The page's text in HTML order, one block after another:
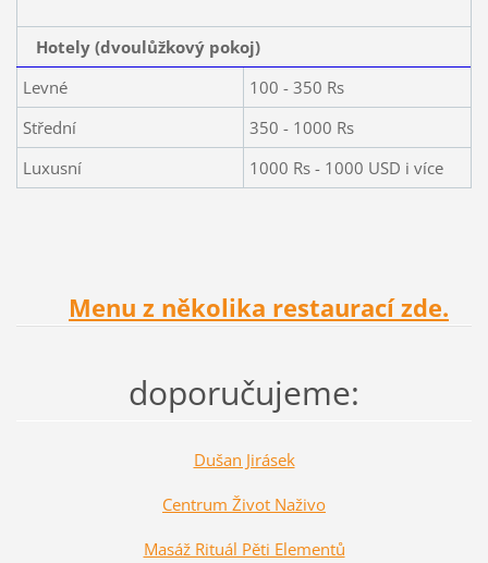
Hotely (dvoulůžkový pokoj)
Levné
100 - 350 Rs
Střední
350 - 1000 Rs
Luxusní
1000 Rs - 1000 USD i více
Menu z několika restaurací zde.
doporučujeme:
Dušan Jirásek
Centrum Život Naživo
Masáž Rituál Pěti Elementů